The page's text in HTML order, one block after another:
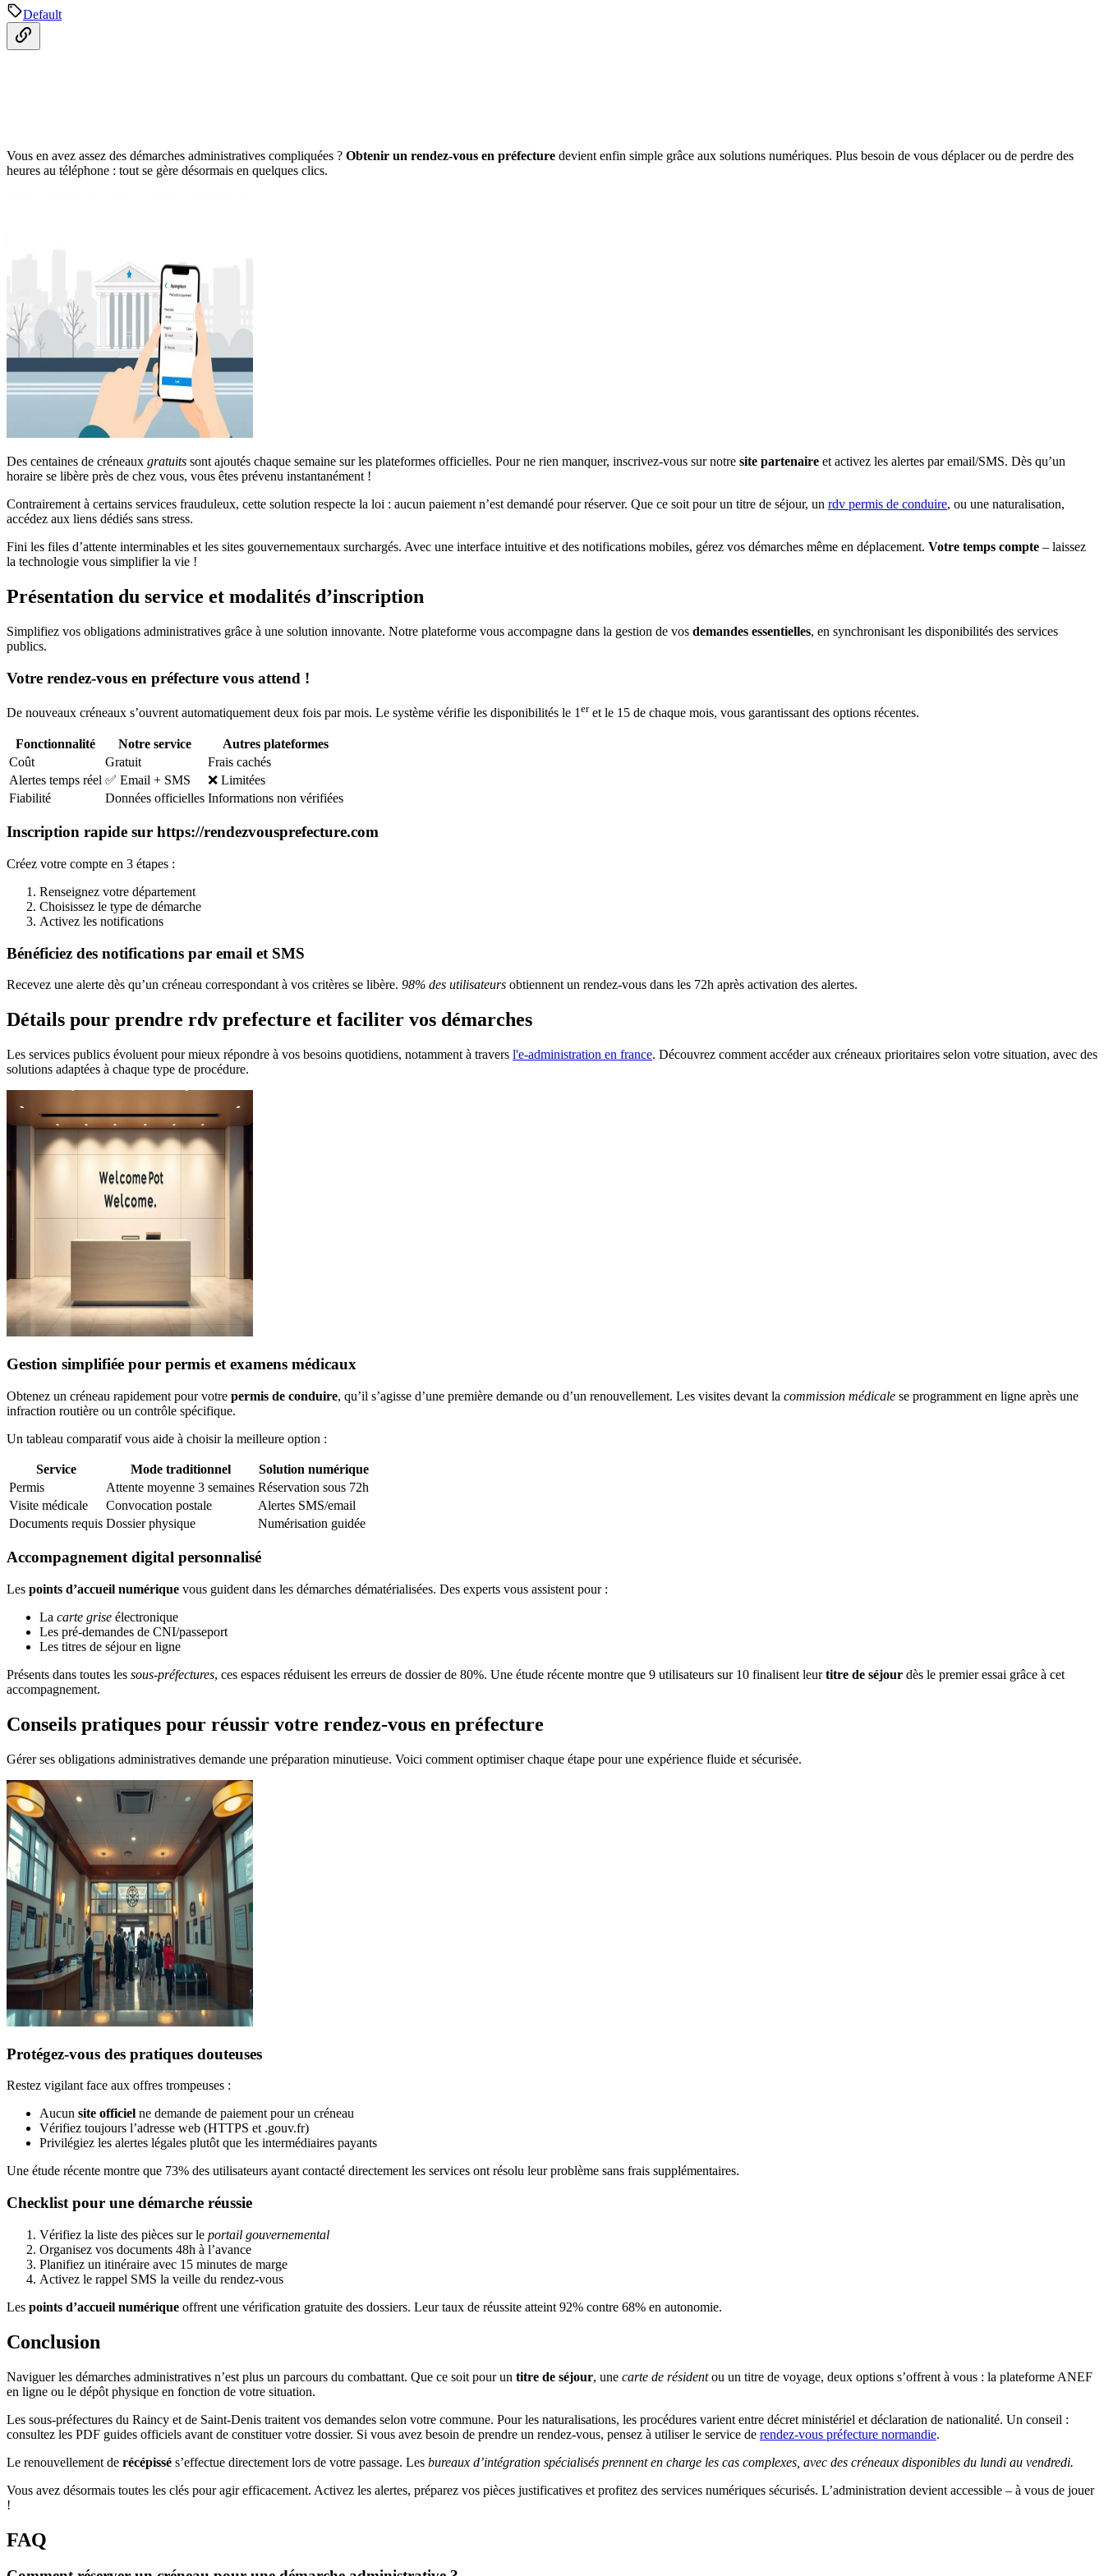
Default
Vous en avez assez des démarches administratives compliquées ? Obtenir un rendez-vous en préfecture devient enfin simple grâce aux solutions numériques. Plus besoin de vous déplacer ou de perdre des
heures au téléphone : tout se gère désormais en quelques clics.
Des centaines de créneaux gratuits sont ajoutés chaque semaine sur les plateformes officielles. Pour ne rien manquer, inscrivez-vous sur notre site partenaire et activez les alertes par email/SMS. Dès qu’un
horaire se libère près de chez vous, vous êtes prévenu instantanément !
Contrairement à certains services frauduleux, cette solution respecte la loi : aucun paiement n’est demandé pour réserver. Que ce soit pour un titre de séjour, un rdv permis de conduire, ou une naturalisation,
accédez aux liens dédiés sans stress.
Fini les files d’attente interminables et les sites gouvernementaux surchargés. Avec une interface intuitive et des notifications mobiles, gérez vos démarches même en déplacement. Votre temps compte – laissez
la technologie vous simplifier la vie !
Présentation du service et modalités d’inscription
Simplifiez vos obligations administratives grâce à une solution innovante. Notre plateforme vous accompagne dans la gestion de vos demandes essentielles, en synchronisant les disponibilités des services
publics.
Votre rendez-vous en préfecture vous attend !
De nouveaux créneaux s’ouvrent automatiquement deux fois par mois. Le système vérifie les disponibilités le 1eret le 15 de chaque mois, vous garantissant des options récentes.
Fonctionnalité Notre service
Autres plateformes
Coût
Gratuit
Frais cachés
Alertes temps réel ✅ Email + SMS
❌ Limitées
Fiabilité
Données officielles Informations non vérifiées
Inscription rapide sur https://rendezvousprefecture.com
Créez votre compte en 3 étapes :
Renseignez votre département
Choisissez le type de démarche
Activez les notifications
Bénéficiez des notifications par email et SMS
Recevez une alerte dès qu’un créneau correspondant à vos critères se libère. 98% des utilisateurs obtiennent un rendez-vous dans les 72h après activation des alertes.
Détails pour prendre rdv prefecture et faciliter vos démarches
Les services publics évoluent pour mieux répondre à vos besoins quotidiens, notamment à travers l'e-administration en france. Découvrez comment accéder aux créneaux prioritaires selon votre situation, avec des
solutions adaptées à chaque type de procédure.
Gestion simplifiée pour permis et examens médicaux
Obtenez un créneau rapidement pour votre permis de conduire, qu’il s’agisse d’une première demande ou d’un renouvellement. Les visites devant la commission médicale se programment en ligne après une
infraction routière ou un contrôle spécifique.
Un tableau comparatif vous aide à choisir la meilleure option :
Service Mode traditionnel
Solution numérique
Permis
Attente moyenne 3 semaines Réservation sous 72h
Visite médicale
Convocation postale
Alertes SMS/email
Documents requis Dossier physique Numérisation guidée
Accompagnement digital personnalisé
Les points d’accueil numérique vous guident dans les démarches dématérialisées. Des experts vous assistent pour :
La carte grise électronique
Les pré-demandes de CNI/passeport
Les titres de séjour en ligne
Présents dans toutes les sous-préfectures, ces espaces réduisent les erreurs de dossier de 80%. Une étude récente montre que 9 utilisateurs sur 10 finalisent leurtitre de séjour dès le premier essai grâce à cet
accompagnement.
Conseils pratiques pour réussir votre rendez-vous en préfecture
Gérer ses obligations administratives demande une préparation minutieuse. Voici comment optimiser chaque étape pour une expérience fluide et sécurisée.
Protégez-vous des pratiques douteuses
Restez vigilant face aux offres trompeuses :
Aucun site officiel ne demande de paiement pour un créneau
Vérifiez toujours l’adresse web (HTTPS et .gouv.fr)
Privilégiez les alertes légales plutôt que les intermédiaires payants
Une étude récente montre que 73% des utilisateurs ayant contacté directement les services ont résolu leur problème sans frais supplémentaires.
Checklist pour une démarche réussie
Vérifiez la liste des pièces sur le portail gouvernemental
Organisez vos documents 48h à l’avance
Planifiez un itinéraire avec 15 minutes de marge
Activez le rappel SMS la veille du rendez-vous
Les points d’accueil numérique offrent une vérification gratuite des dossiers. Leur taux de réussite atteint 92% contre 68% en autonomie.
Conclusion
Naviguer les démarches administratives n’est plus un parcours du combattant. Que ce soit pour un titre de séjour, une carte de résidentou un titre de voyage, deux options s’offrent à vous : la plateforme ANEF
en ligne ou le dépôt physique en fonction de votre situation.
Les sous-préfectures du Raincy et de Saint-Denis traitent vos demandes selon votre commune. Pour les naturalisations, les procédures varient entre décret ministériel et déclaration de nationalité. Un conseil :
consultez les PDF guides officiels avant de constituer votre dossier. Si vous avez besoin de prendre un rendez-vous, pensez à utiliser le service de rendez-vous préfecture normandie.
Le renouvellement de récépissé s’effectue directement lors de votre passage. Les bureaux d’intégration spécialisés prennent en charge les cas complexes, avec des créneaux disponibles du lundi au vendredi.
Vous avez désormais toutes les clés pour agir efficacement. Activez les alertes, préparez vos pièces justificatives et profitez des services numériques sécurisés. L’administration devient accessible – à vous de jouer
!
FAQ